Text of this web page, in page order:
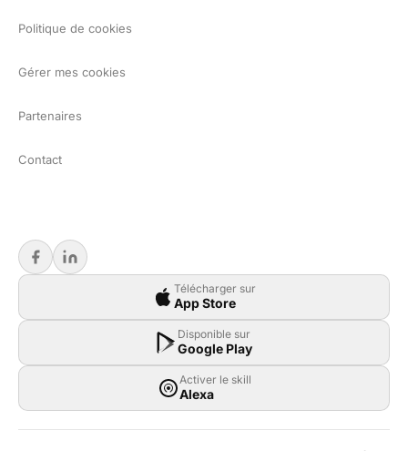
Politique de cookies
Gérer mes cookies
Partenaires
Contact
Télécharger sur
App Store
Disponible sur
Google Play
Activer le skill
Alexa